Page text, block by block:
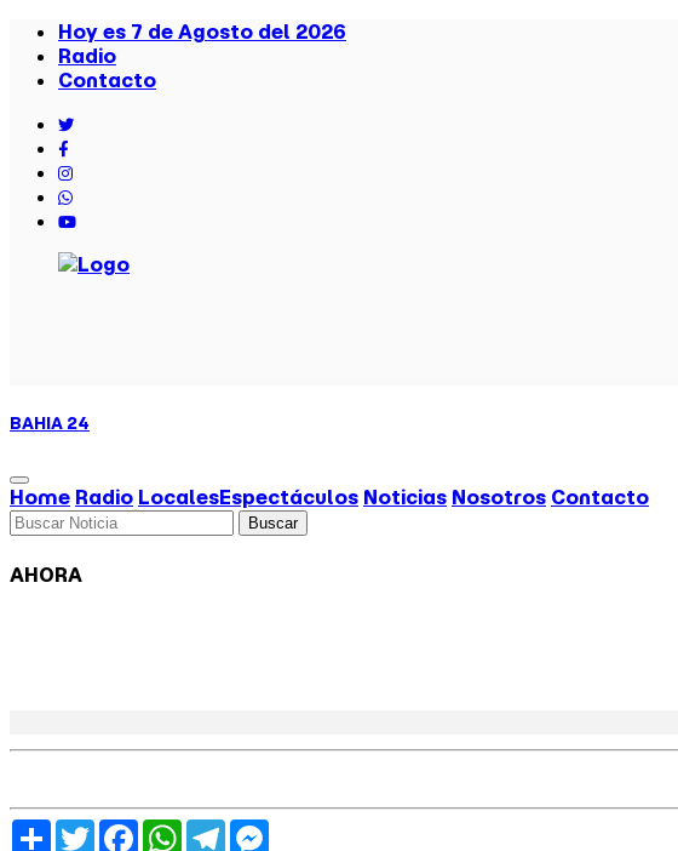
Hoy es 7 de Agosto del 2026
Radio
Contacto
BAHIA 24
Home Radio LocalesEspectáculos Noticias Nosotros Contacto
Buscar
AHORA
ShareTwitterFacebook
WhatsApp
Telegram